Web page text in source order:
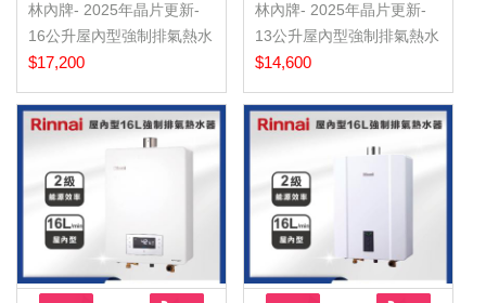
林內牌- 2025年晶片更新-
16公升屋內型強制排氣熱水
器 - RUA-D1600WF
$17,200
林內牌- 2025年晶片更新-
13公升屋內型強制排氣熱水
器 - RUA-D1300WF
$14,600